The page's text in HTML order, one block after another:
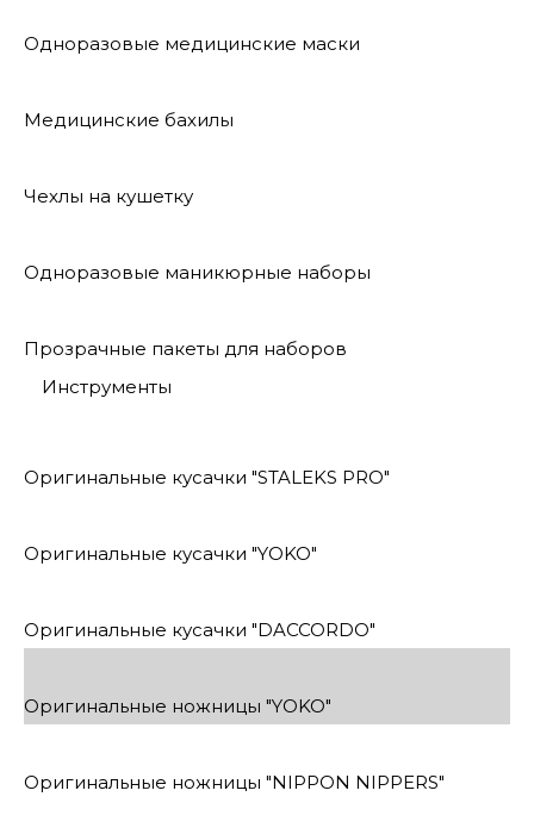
Одноразовые медицинские маски
Медицинские бахилы
Чехлы на кушетку
Одноразовые маникюрные наборы
Прозрачные пакеты для наборов
Инструменты
Оригинальные кусачки "STALEKS PRO"
Оригинальные кусачки "YOKO"
Оригинальные кусачки "DACCORDO"
Оригинальные ножницы "YOKO"
Оригинальные ножницы "NIPPON NIPPERS"